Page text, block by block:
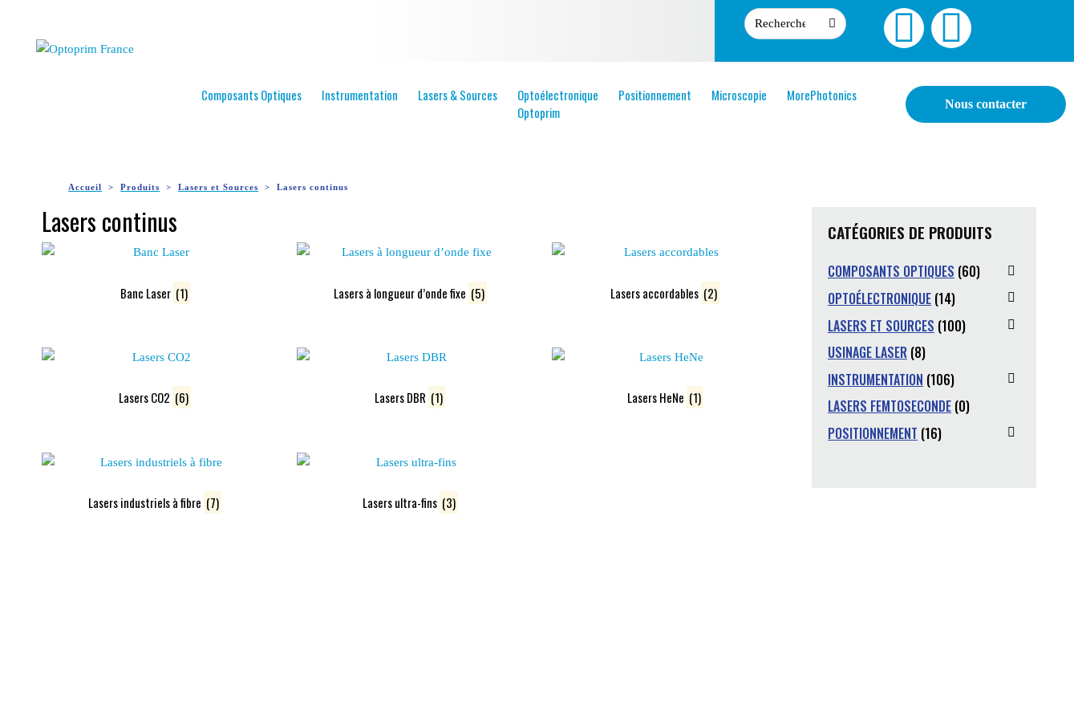
Composants Optiques Instrumentation Lasers & Sources Optoélectronique Positionnement Microscopie
MorePhotonics
Optoprim
Nous contacter
Accueil Produits Lasers et Sources Lasers continus
Lasers continus
Banc Laser (1) Lasers à longueur d’onde fixe (5) Lasers accordables (2)
Lasers CO2 (6) Lasers DBR (1) Lasers HeNe (1)
Lasers industriels à fibre (7) Lasers ultra-fins (3)
CATÉGORIES DE PRODUITS
COMPOSANTS OPTIQUES (60)
OPTOÉLECTRONIQUE (14)
LASERS ET SOURCES (100)
USINAGE LASER (8)
INSTRUMENTATION (106)
LASERS FEMTOSECONDE (0)
POSITIONNEMENT (16)